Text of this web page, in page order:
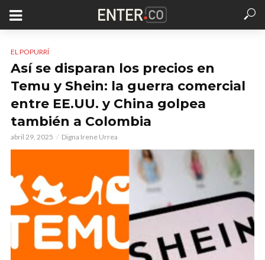
EL POPURRÍ
Así se disparan los precios en
Temu y Shein: la guerra comercial
entre EE.UU. y China golpea
también a Colombia
abril 29, 2025 Digna Irene Urrea